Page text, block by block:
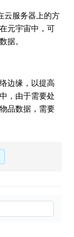
云服务器上的方
元宇宙中，可
据。
边缘，以提高
，由于需要处
品数据，需要